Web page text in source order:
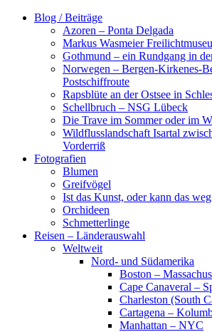
Zum
Blog / Beiträge
Azoren – Ponta Delgada
Markus Wasmeier
Gothmund – ein Rundgang in
Norwegen – Bergen-Kirkenes-
Postschiffroute
Rapsblüte an der Ostsee in
Schellbruch – NSG Lübeck
Die Trave im Sommer oder im
Wildflusslandschaft Isartal
Vorderriß
Fotografien
Blumen
Greifvögel
Ist das Kunst, oder kann das weg
Orchideen
Schmetterlinge
Reisen – Länderauswahl
Weltweit
Nord- und Südamerika
Boston –
Cape Canaveral –
Charleston (South
Cartagena –
Manhattan – NYC